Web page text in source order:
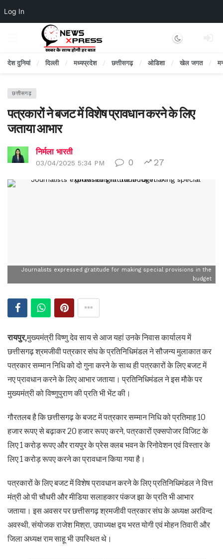
Log In
Dark mode
देश दुनियां दिल्ली मध्यप्रदेश छत्तीसगढ़ ओडिशा खेल जगत
छत्तीसगढ़
पत्रकारों ने बजट में विशेष प्रावधान करने के लिए
जताया आभार
निर्मला भारती
03/04/2025 5:34 PM 0 27
Journalists expressed gratitude for making special provisions in the
budget
रायपुर,मुख्यमंत्री विष्णु देव साय से आज यहां उनके निवास कार्यालय में
छत्तीसगढ़ श्रमजीवी पत्रकार संघ के प्रतिनिधिमंडल ने सौजन्य मुलाकात कर
पत्रकार सम्मान निधि को दो गुना करने के साथ ही पत्रकारों के लिए बजट में
नए प्रावधान करने के लिए आभार जताया। प्रतिनिधिमंडल ने इस मौके पर
मुख्यमंत्री को विष्णुपुराण की प्रति भी भेंट की।
गौरतलब है कि छत्तीसगढ़ के बजट में पत्रकार सम्मान निधि को प्रतिमाह 10
हजार रूपए से बढ़ाकर 20 हजार रूपए करने, पत्रकारों एक्सपोजर विजिट के
लिए 1 करोड़ रूपए और रायपुर के प्रेस क्लब भवन के रिनोवेशन एवं विस्तार के
लिए 1 करोड़ रूपए करने का प्रावधान किया गया है।
पत्रकारों के लिए बजट में विशेष प्रावधान करने के लिए प्रतिनिधिमंडल ने वित्त
मंत्री ओ पी चौधरी और मीडिया सलाहकार पंकज झा के प्रति भी आभार
जताया। इस अवसर पर छत्तीसगढ़ श्रमजीवी पत्रकार संघ के अध्यक्ष अरविन्द
अवस्थी, संयोजक राजेश मिश्रा, उपाध्यक्ष द्वय भरत योगी एवं मोहन तिवारी और
जिला अध्यक्ष राम साहू भी उपस्थित थे।